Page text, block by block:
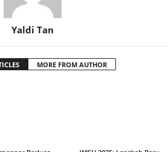
Yaldi Tan
MORE FROM AUTHOR